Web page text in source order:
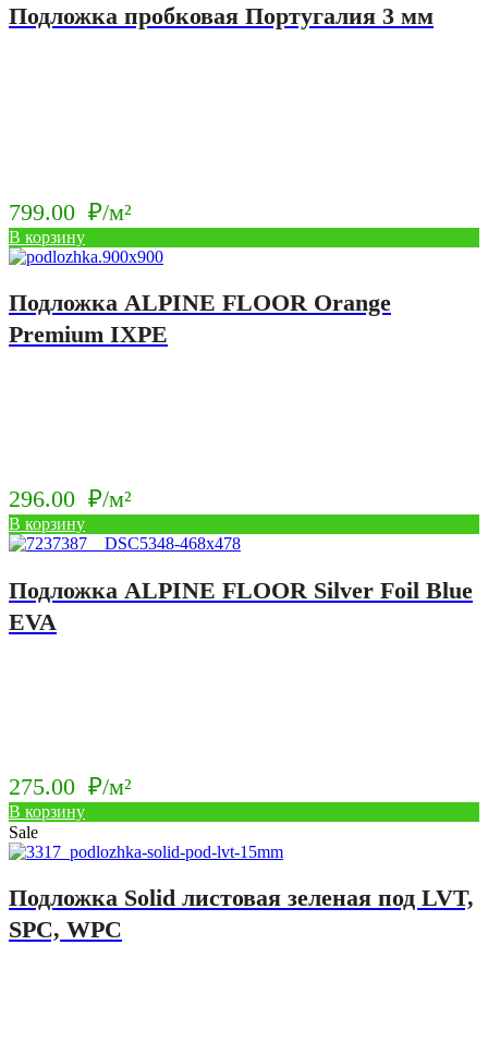
Подложка пробковая Португалия 3 мм
799.00 ₽/м²
В корзину
Подложка ALPINE FLOOR Orange
Premium IXPE
296.00 ₽/м²
В корзину
Подложка ALPINE FLOOR Silver Foil Blue
EVA
275.00 ₽/м²
В корзину
Sale
Подложка Solid листовая зеленая под LVT,
SPC, WPC